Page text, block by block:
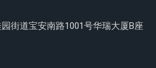
街道宝安南路1001号华瑞大厦B座